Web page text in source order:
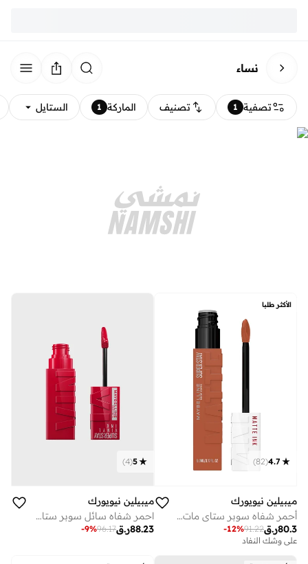
نساء
تصفية 1 تصنيف الماركة 1 الستايل
الأكثر طلبا
4.7
(
82
)
ميبيلين نيويورك
أحمر شفاه سوبر ستاي مات إنك 70 أمازونيان
ر.ق80.3
91.22
-12%
على وشك النفاد
5
(
4
)
ميبيلين نيويورك
احمر شفاه سائل سوبر ستاي فينيل اينك - 50 ويكد
ر.ق88.23
96.17
-9%